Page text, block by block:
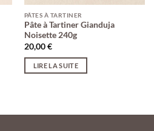
PÂTES À TARTINER
Pâte à Tartiner Gianduja
Noisette 240g
20,00€
LIRE LA SUITE